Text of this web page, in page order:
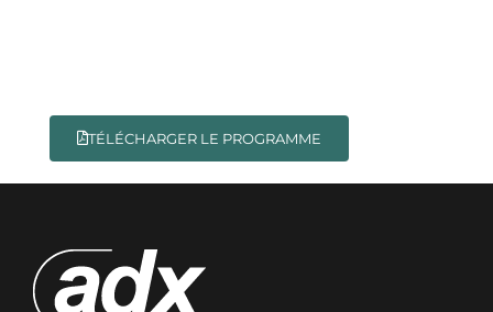
TÉLÉCHARGER LE PROGRAMME